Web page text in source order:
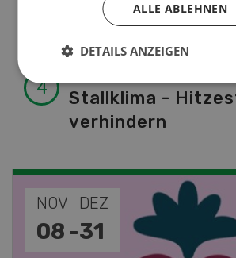
Raufutter aus
Stallklima -
verhindern
NOV
19 -
JAN
28
ALLE ABLEHNEN
DETAILS ANZEIGEN